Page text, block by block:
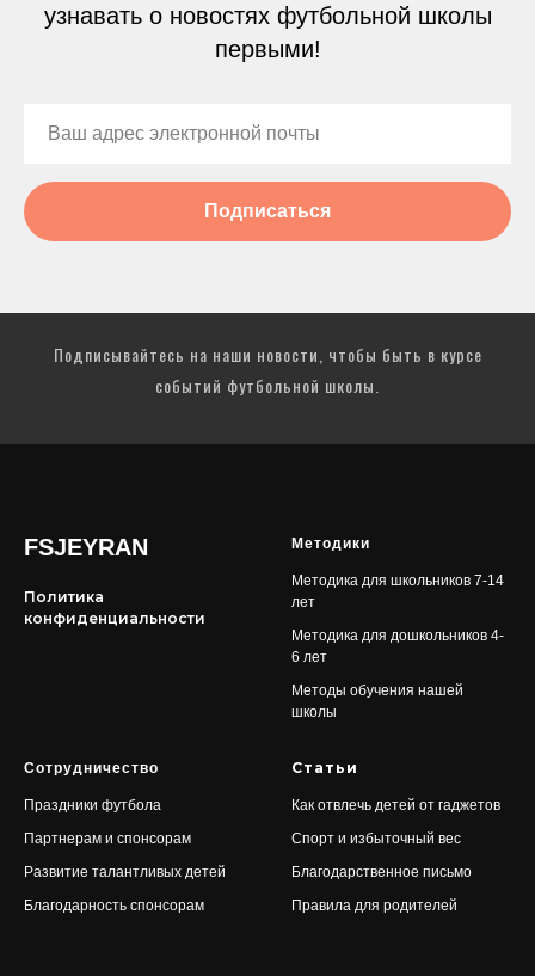
узнавать о новостях футбольной школы
первыми!
Подписаться
Подписывайтесь на наши новости, чтобы быть в курсе
событий футбольной школы.
FSJEYRAN
Политика
конфиденциальности
Методики
Методика для школьников 7-14
лет
Методика для дошкольников 4-
6 лет
Методы обучения нашей
школы
Сотрудничество
Праздники футбола
Партнерам и спонсорам
Развитие талантливых детей
Благодарность спонсорам
Статьи
Как отвлечь детей от гаджетов
Спорт и избыточный вес
Благодарственное письмо
Правила для родителей